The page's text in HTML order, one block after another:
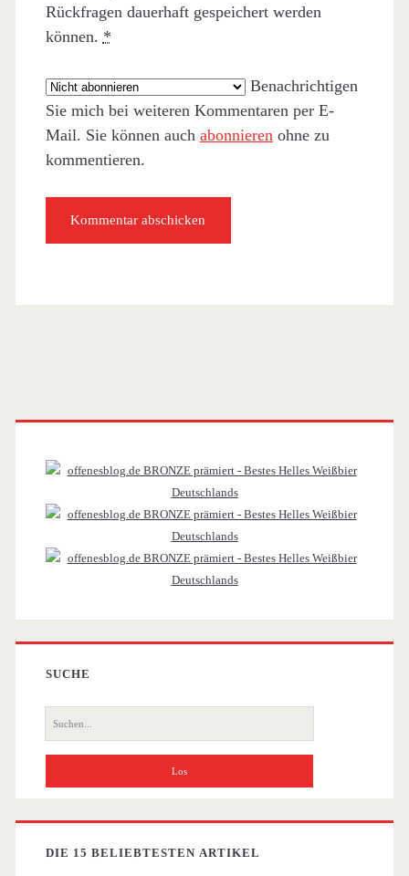
Rückfragen dauerhaft gespeichert werden
können. *
Benachrichtigen
Sie mich bei weiteren Kommentaren per E-
Mail. Sie können auch abonnierenohne zu
kommentieren.
Primäre
Sidebar
SUCHE
Suche
nach:
DIE 15 BELIEBTESTEN ARTIKEL